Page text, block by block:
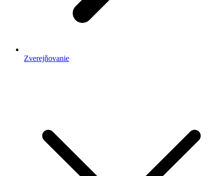
Zverejňovanie